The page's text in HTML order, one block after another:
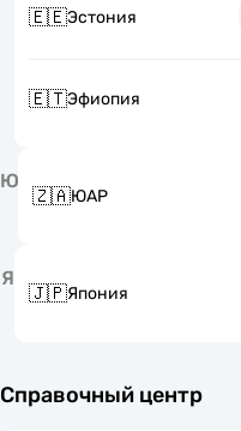
🇪🇪Эстония
🇪🇹Эфиопия
Ю
🇿🇦ЮАР
Я
🇯🇵Япония
Справочный центр